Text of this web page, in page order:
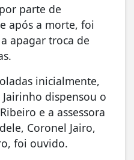
parte de
após a morte, foi
apagar troca de
inicialmente,
dispensou o
e a assessora
Coronel Jairo,
foi ouvido.